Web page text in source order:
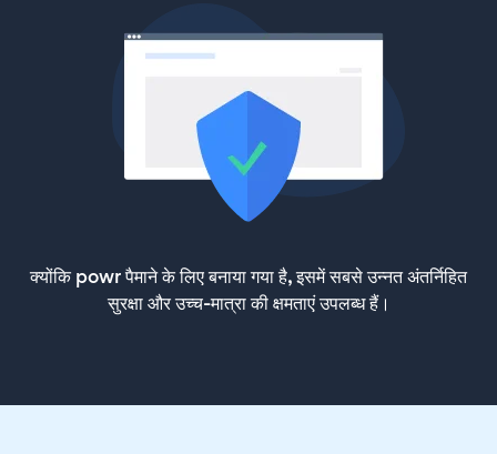
क्योंकि powr पैमाने के लिए बनाया गया है, इसमें सबसे उन्नत अंतर्निहित
सुरक्षा और उच्च-मात्रा की क्षमताएं उपलब्ध हैं।